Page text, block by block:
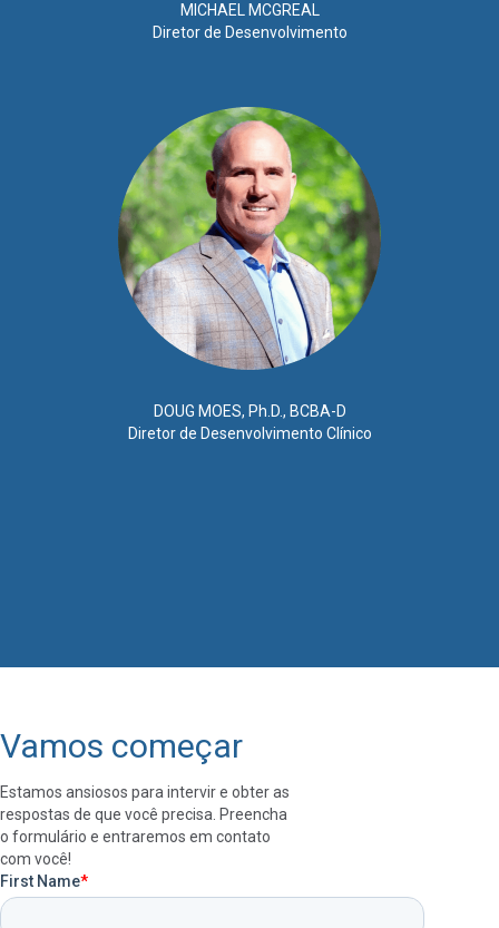
MICHAEL MCGREAL
Diretor de Desenvolvimento
DOUG MOES, Ph.D., BCBA-D
Diretor de Desenvolvimento Clínico
Vamos começar
Estamos ansiosos para intervir e obter as
respostas de que você precisa. Preencha
o formulário e entraremos em contato
com você!